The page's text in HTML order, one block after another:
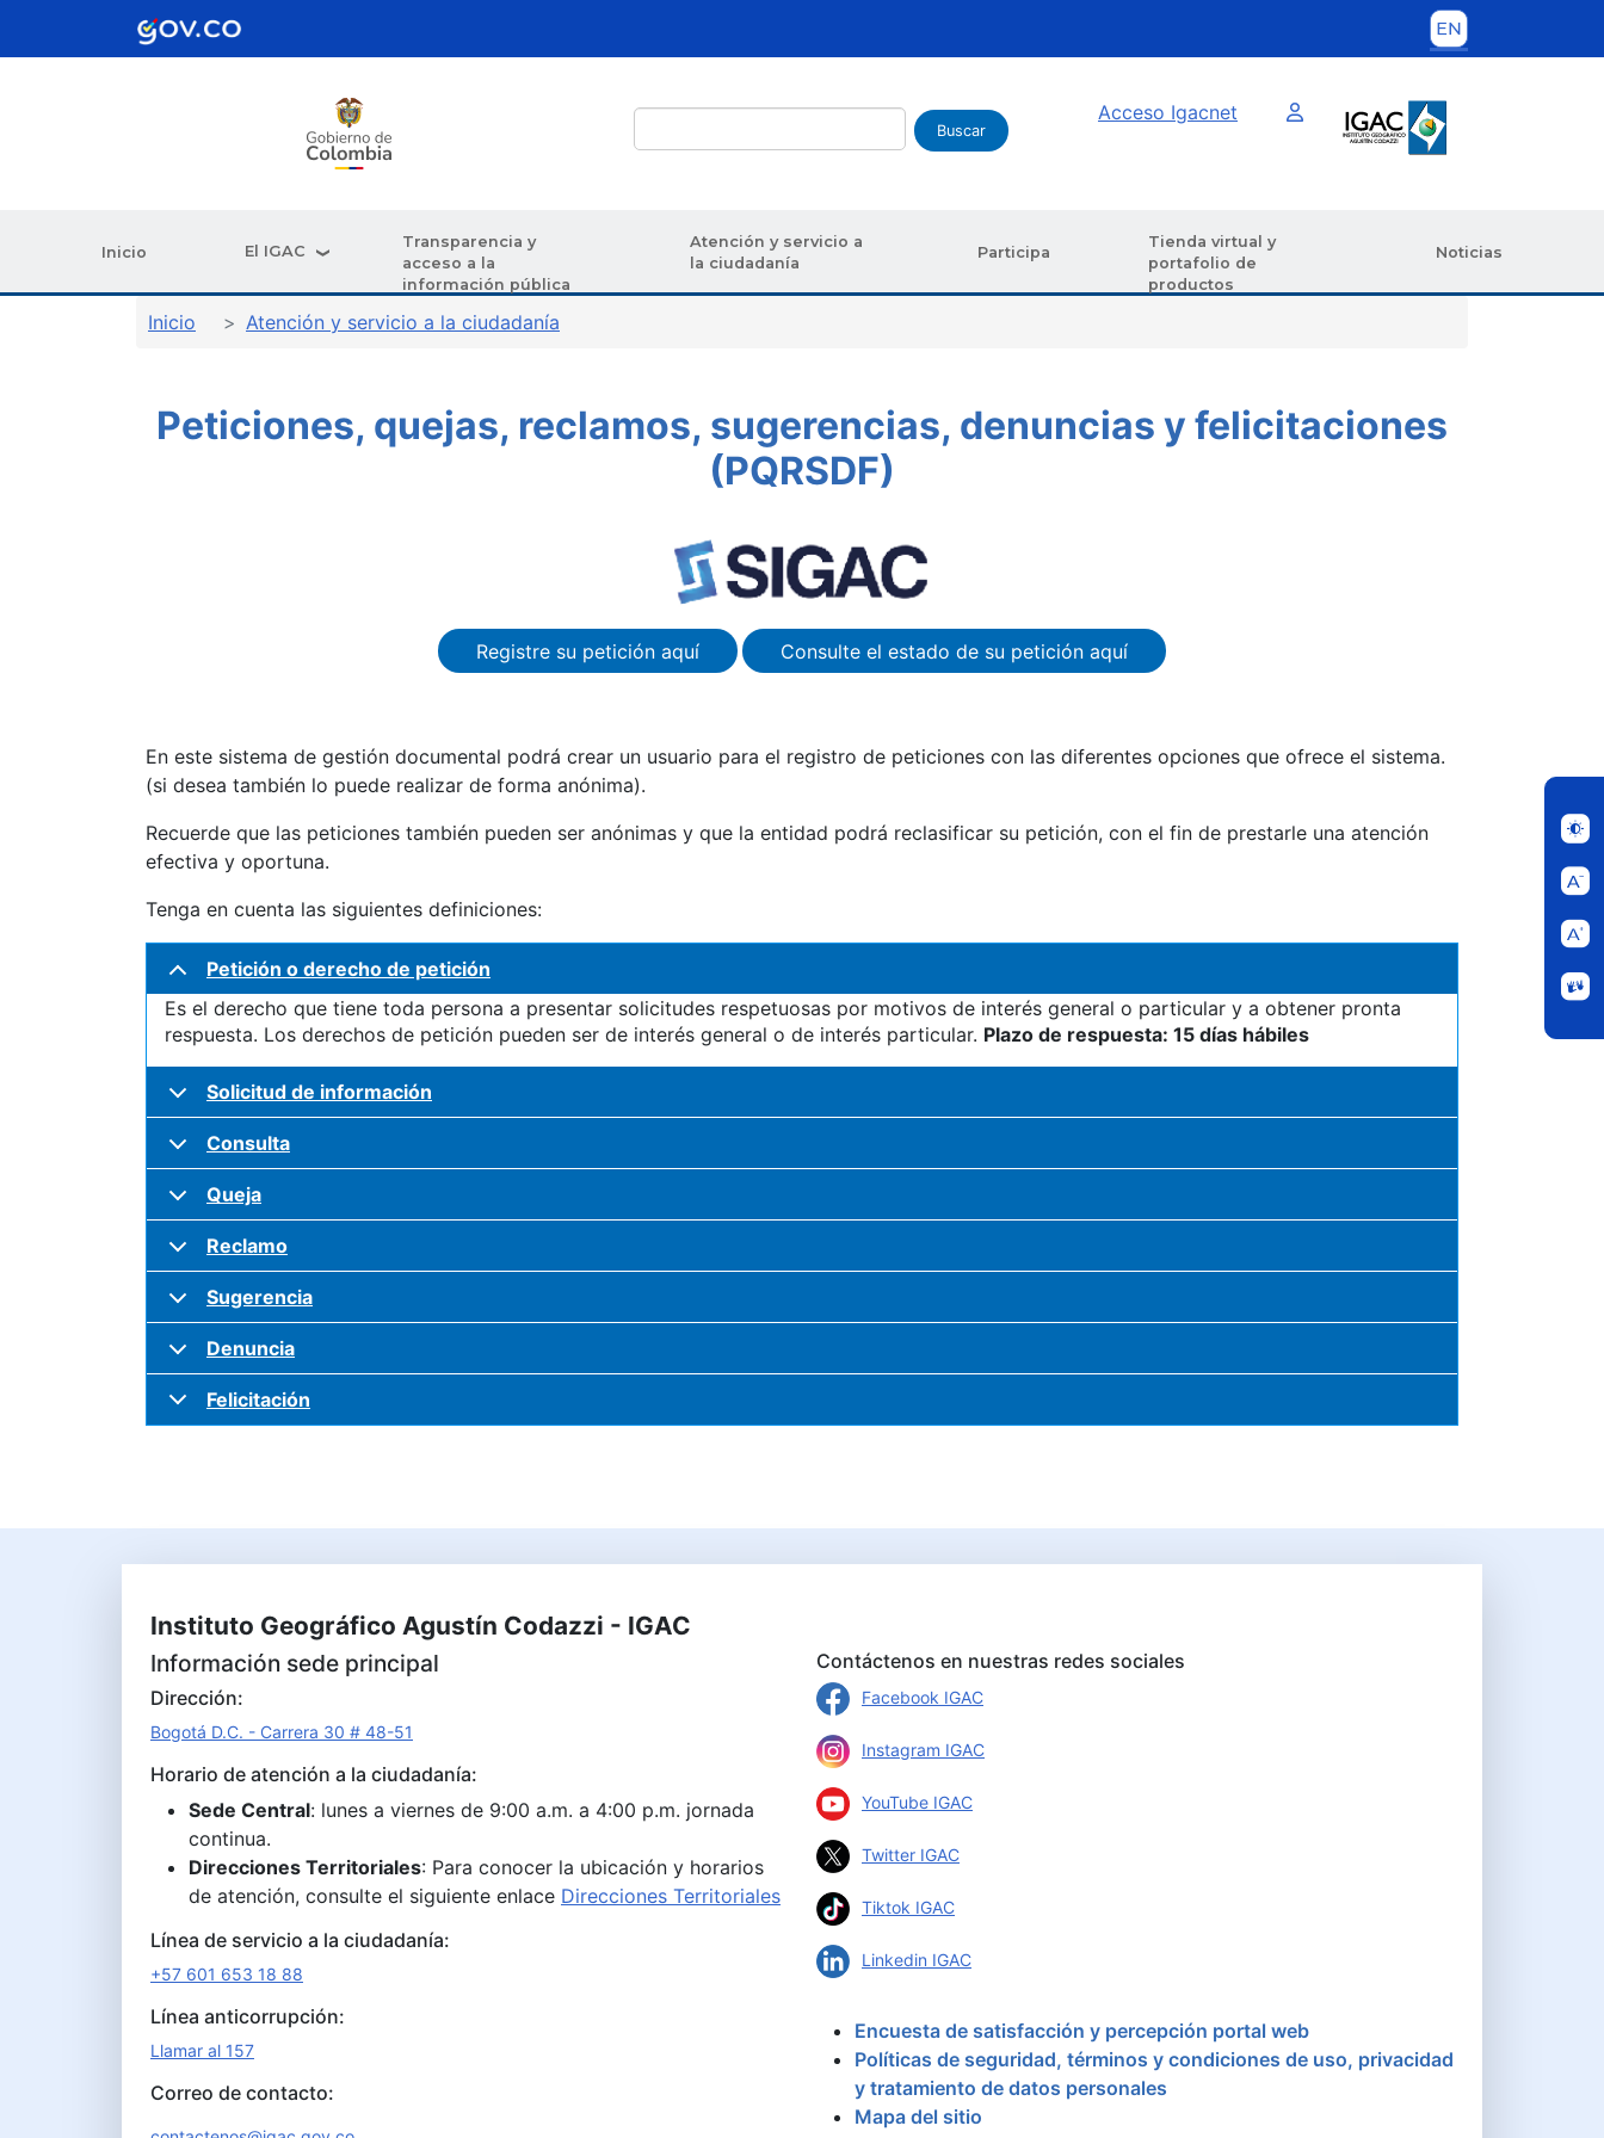
Pasar al contenido principal
Buscar Acceso Igacnet Imagen interna
Inicio El IGAC
Transparencia y
acceso a la
información pública
Atención y servicio a
la ciudadanía
Participa
Tienda virtual y
portafolio de
productos
Noticias
Sobrescribir enlaces de ayuda a la navegación
Inicio Atención y servicio a la ciudadanía
Peticiones, quejas, reclamos, sugerencias, denuncias y felicitaciones
(PQRSDF)
Registre su petición aquí Consulte el estado de su petición aquí
En este sistema de gestión documental podrá crear un usuario para el registro de peticiones con las diferentes opciones que ofrece el sistema.
(si desea también lo puede realizar de forma anónima).
Recuerde que las peticiones también pueden ser anónimas y que la entidad podrá reclasificar su petición, con el fin de prestarle una atención
efectiva y oportuna.
Tenga en cuenta las siguientes definiciones:
Petición o derecho de petición
Es el derecho que tiene toda persona a presentar solicitudes respetuosas por motivos de interés general o particular y a obtener pronta
respuesta. Los derechos de petición pueden ser de interés general o de interés particular. Plazo de respuesta: 15 días hábiles
Solicitud de información
Consulta
Queja
Reclamo
Sugerencia
Denuncia
Felicitación
Instituto Geográfico Agustín Codazzi - IGAC
Información sede principal
Dirección:
Bogotá D.C. - Carrera 30 # 48-51
Horario de atención a la ciudadanía:
Sede Central: lunes a viernes de 9:00 a.m. a 4:00 p.m. jornada
continua.
Direcciones Territoriales: Para conocer la ubicación y horarios
de atención, consulte el siguiente enlace Direcciones Territoriales
Línea de servicio a la ciudadanía:
+57 601 653 18 88
Línea anticorrupción:
Llamar al 157
Correo de contacto:
Contáctenos en nuestras redes sociales
Facebook IGAC
Instagram IGAC
YouTube IGAC
Twitter IGAC
Tiktok IGAC
Linkedin IGAC
Encuesta de satisfacción y percepción portal web
Políticas de seguridad, términos y condiciones de uso, privacidad
y tratamiento de datos personales
Mapa del sitio